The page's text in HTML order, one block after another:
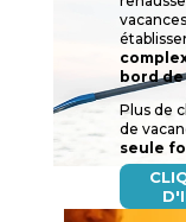
bord de
Plus de
de
seule